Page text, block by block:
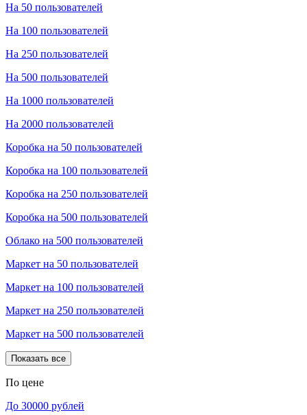
На 50 пользователей
На 100 пользователей
На 250 пользователей
На 500 пользователей
На 1000 пользователей
На 2000 пользователей
Коробка на 50 пользователей
Коробка на 100 пользователей
Коробка на 250 пользователей
Коробка на 500 пользователей
Облако на 500 пользователей
Маркет на 50 пользователей
Маркет на 100 пользователей
Маркет на 250 пользователей
Маркет на 500 пользователей
Показать все
По цене
До 30000 рублей